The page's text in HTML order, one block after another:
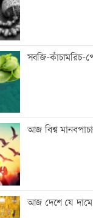
প্রথম শ্রেণিতে
মেঘনার
অনিয়ম,
বাংলাদেশি পাঁচ
ওমান
সবজি-কাঁচামরিচ-
আজ বিশ্ব
আজ দেশে যে দামে